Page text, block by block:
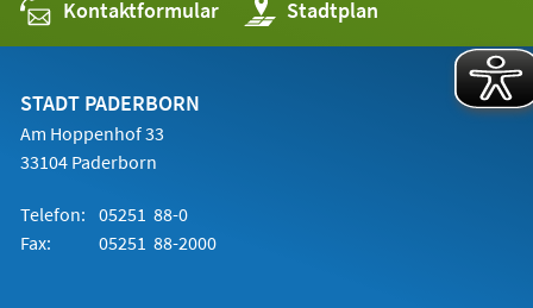
Kontaktformular Stadtplan
(Öffnet
in
einem
STADT PADERBORN
Am Hoppenhof 33
33104 Paderborn
Telefon: 05251 88-0
Fax:
05251 88-2000